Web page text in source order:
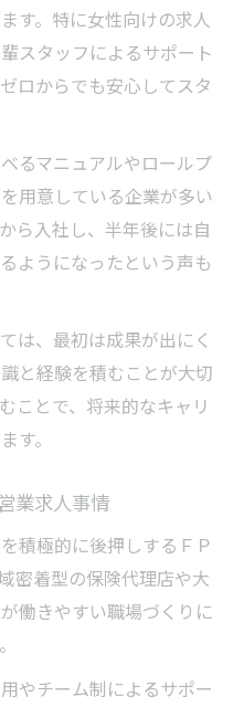
す。特に女性向けの求人
スタッフによるサポート
ロからでも安心してスタ
るマニュアルやロールプ
用意している企業が多い
ら入社し、半年後には自
ようになったという声も
は、最初は成果が出にく
と経験を積むことが大切
ことで、将来的なキャリ
す。
業求人事情
積極的に後押しするＦＰ
密着型の保険代理店や大
働きやすい職場づくりに
やチーム制によるサポー